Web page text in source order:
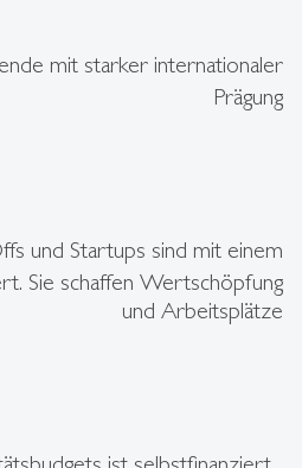
mit starker internationaler
Prägung
und Startups sind mit einem
Sie schaffen Wertschöpfung
und Arbeitsplätze